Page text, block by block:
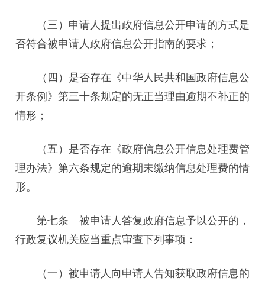
（三）申请人提出政府信息公开申请的方式是
否符合被申请人政府信息公开指南的要求；
（四）是否存在《中华人民共和国政府信息公
开条例》第三十条规定的无正当理由逾期不补正的
情形；
（五）是否存在《政府信息公开信息处理费管
理办法》第六条规定的逾期未缴纳信息处理费的情
形。
第七条 被申请人答复政府信息予以公开的，
行政复议机关应当重点审查下列事项：
（一）被申请人向申请人告知获取政府信息的